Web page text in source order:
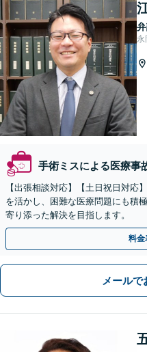
永
手術ミスによる医療事
【出張相談対応】【土日祝日対応
を活かし、困難な医療問題にも積
寄り添った解決を目指します。
料金
メールで